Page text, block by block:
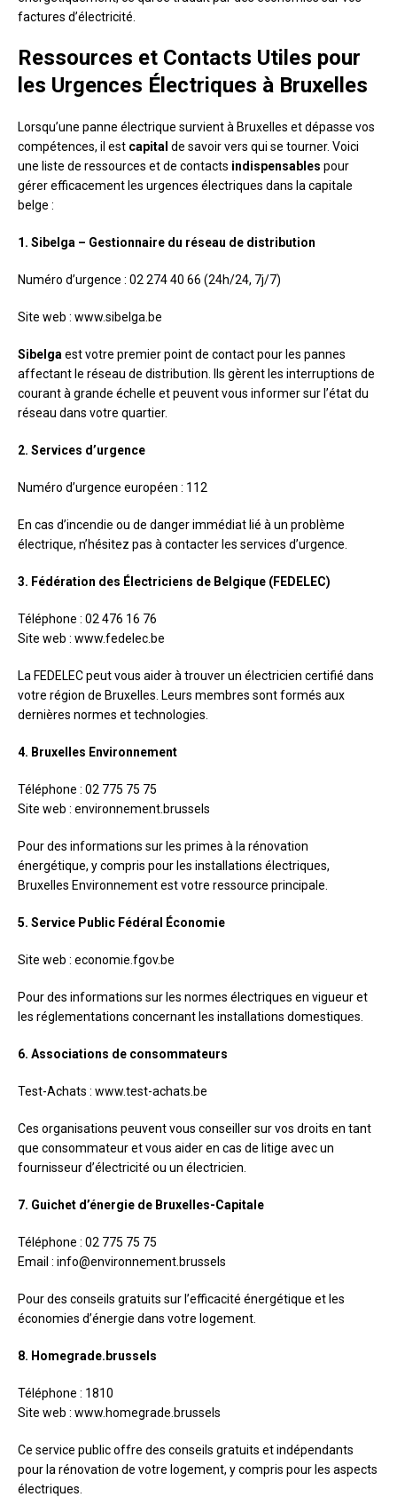
factures d’électricité.
Ressources et Contacts Utiles pour
les Urgences Électriques à Bruxelles
Lorsqu’une panne électrique survient à Bruxelles et dépasse vos
compétences, il est capital de savoir vers qui se tourner. Voici
une liste de ressources et de contacts indispensables pour
gérer efficacement les urgences électriques dans la capitale
belge :
1. Sibelga – Gestionnaire du réseau de distribution
Numéro d’urgence : 02 274 40 66 (24h/24, 7j/7)
Site web : www.sibelga.be
Sibelga est votre premier point de contact pour les pannes
affectant le réseau de distribution. Ils gèrent les interruptions de
courant à grande échelle et peuvent vous informer sur l’état du
réseau dans votre quartier.
2. Services d’urgence
Numéro d’urgence européen : 112
En cas d’incendie ou de danger immédiat lié à un problème
électrique, n’hésitez pas à contacter les services d’urgence.
3. Fédération des Électriciens de Belgique (FEDELEC)
Téléphone : 02 476 16 76
Site web : www.fedelec.be
La FEDELEC peut vous aider à trouver un électricien certifié dans
votre région de Bruxelles. Leurs membres sont formés aux
dernières normes et technologies.
4. Bruxelles Environnement
Téléphone : 02 775 75 75
Site web : environnement.brussels
Pour des informations sur les primes à la rénovation
énergétique, y compris pour les installations électriques,
Bruxelles Environnement est votre ressource principale.
5. Service Public Fédéral Économie
Site web : economie.fgov.be
Pour des informations sur les normes électriques en vigueur et
les réglementations concernant les installations domestiques.
6. Associations de consommateurs
Test-Achats : www.test-achats.be
Ces organisations peuvent vous conseiller sur vos droits en tant
que consommateur et vous aider en cas de litige avec un
fournisseur d’électricité ou un électricien.
7. Guichet d’énergie de Bruxelles-Capitale
Téléphone : 02 775 75 75
Email : info@environnement.brussels
Pour des conseils gratuits sur l’efficacité énergétique et les
économies d’énergie dans votre logement.
8. Homegrade.brussels
Téléphone : 1810
Site web : www.homegrade.brussels
Ce service public offre des conseils gratuits et indépendants
pour la rénovation de votre logement, y compris pour les aspects
électriques.